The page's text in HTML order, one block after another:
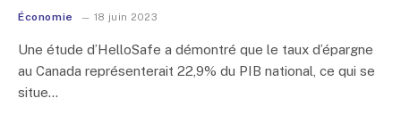
Économie 18 juin 2023
Une étude d’HelloSafe a démontré que le taux d’épargne
au Canada représenterait 22,9% du PIB national, ce qui se
situe…